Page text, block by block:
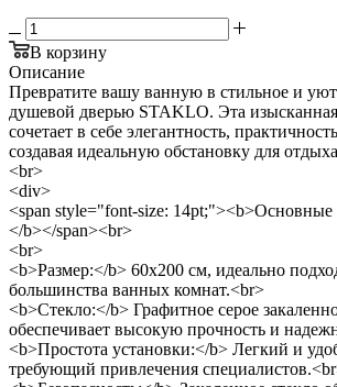
В корзину
Описание
Превратите вашу ванную в стильное и
душевой дверью STAKLO. Эта изысканная
сочетает в себе элегантность,
создавая идеальную обстановку для
<br>
<div>
<span style="font-size: 14pt;"><b>Основные
</b></span><br>
<br>
<b>Размер:</b> 60x200 см, идеально
большинства ванных комнат.<br>
<b>Стекло:</b> Графитное серое
обеспечивает высокую прочность и
<b>Простота установки:</b> Легкий и
требующий привлечения